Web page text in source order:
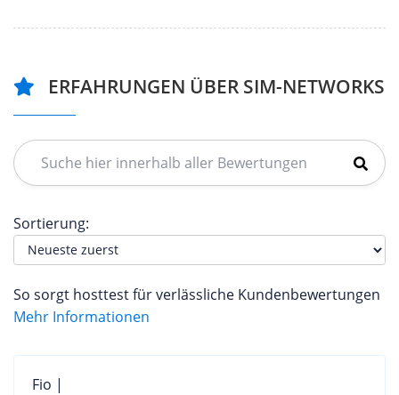
ERFAHRUNGEN ÜBER SIM-NETWORKS
Sortierung:
So sorgt hosttest für verlässliche Kundenbewertungen
Mehr Informationen
Fio |